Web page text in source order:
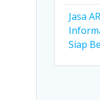
Jasa
Siap